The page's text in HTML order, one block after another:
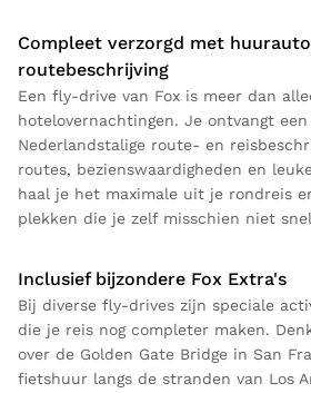
Compleet verzorgd met
routebeschrijving
Een fly-drive van Fox is meer dan
hotelovernachtingen. Je ontvangt
Nederlandstalige route- en
routes, bezienswaardigheden en
haal je het maximale uit je rondreis
plekken die je zelf misschien niet
Inclusief bijzondere Fox Extra's
Bij diverse fly-drives zijn speciale
die je reis nog completer maken.
over de Golden Gate Bridge in San
fietshuur langs de stranden van Los